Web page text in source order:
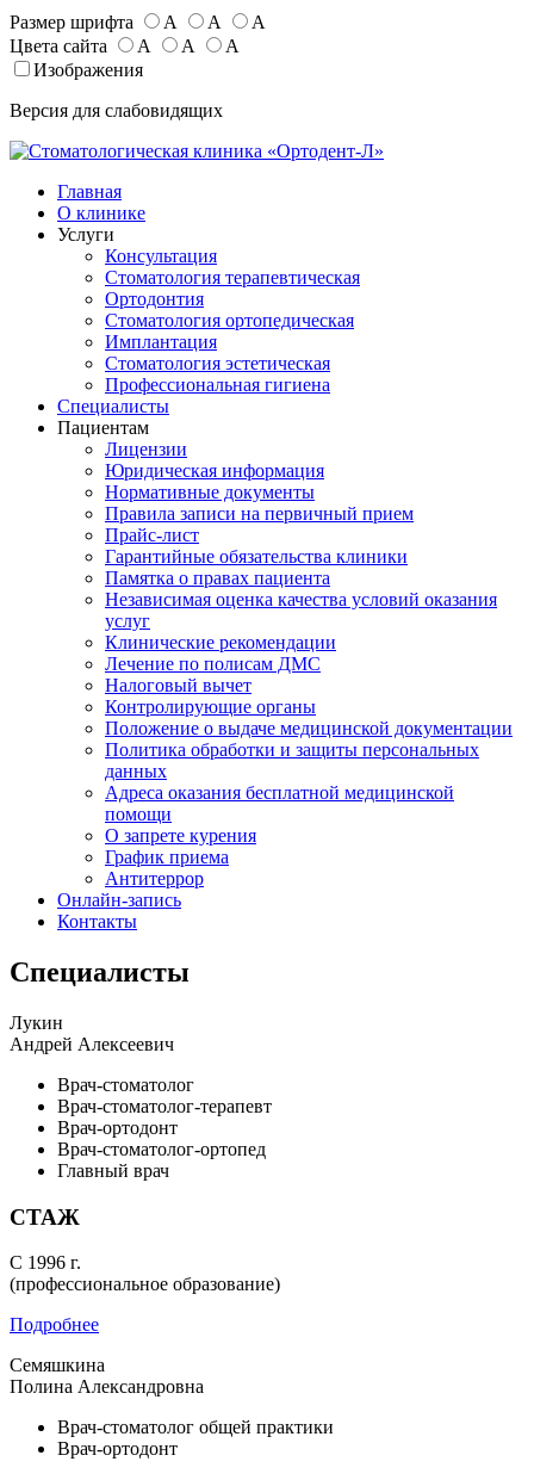
Размер шрифта А А
А
Цвета сайта
А А
А
Изображения
Версия для слабовидящих
Главная
О клинике
Услуги
Консультация
Стоматология терапевтическая
Ортодонтия
Стоматология ортопедическая
Имплантация
Стоматология эстетическая
Профессиональная гигиена
Специалисты
Пациентам
Лицензии
Юридическая информация
Нормативные документы
Правила записи на первичный прием
Прайс-лист
Гарантийные обязательства клиники
Памятка о правах пациента
Независимая оценка качества условий оказания
услуг
Клинические рекомендации
Лечение по полисам ДМС
Налоговый вычет
Контролирующие органы
Положение о выдаче медицинской документации
Политика обработки и защиты персональных
данных
Адреса оказания бесплатной медицинской
помощи
О запрете курения
График приема
Антитеррор
Онлайн-запись
Контакты
Специалисты
Лукин
Андрей Алексеевич
Врач-стоматолог
Врач-стоматолог-терапевт
Врач-ортодонт
Врач-стоматолог-ортопед
Главный врач
СТАЖ
С 1996 г.
(профессиональное образование)
Подробнее
Семяшкина
Полина Александровна
Врач-стоматолог общей практики
Врач-ортодонт